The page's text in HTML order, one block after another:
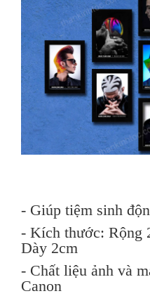
- Giúp tiệm sinh
- Kích thước: Rộng
Dày 2cm
- Chất liệu ảnh và
Canon